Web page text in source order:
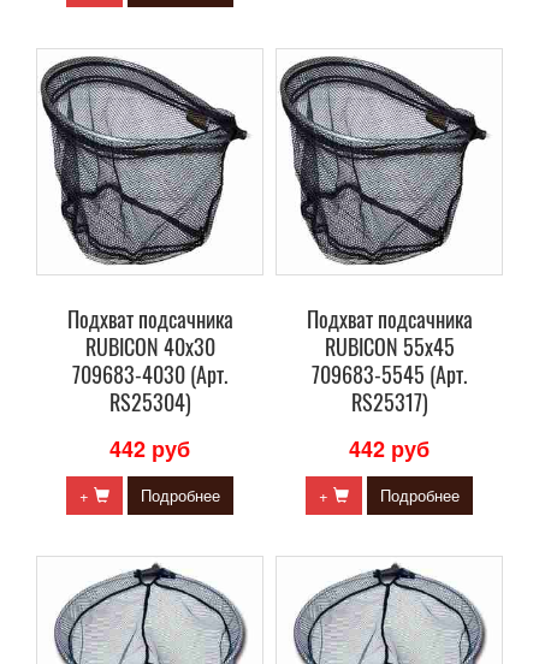
Подхват подсачника
RUBICON 40х30
709683-4030 (Арт.
RS25304)
442 руб
+ Подробнее
Подхват подсачника
RUBICON 55х45
709683-5545 (Арт.
RS25317)
442 руб
+ Подробнее